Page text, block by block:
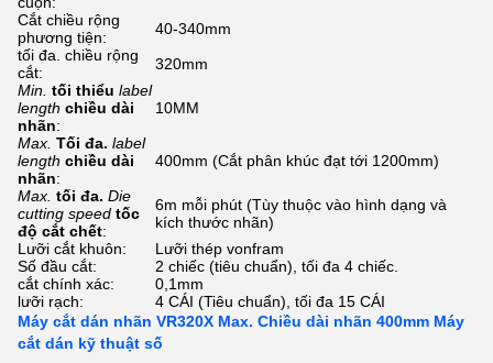
Cắt chiều rộng
phương tiện:
40-340mm
tối đa. chiều rộng
cắt:
320mm
Min. tối thiểu label
length chiều dài
nhãn:
10MM
Max. Tối đa. label
length chiều dài
nhãn:
400mm (Cắt phân khúc đạt tới 1200mm)
Max. tối đa. Die
cutting speed tốc
độ cắt chết:
6m mỗi phút (Tùy thuộc vào hình dạng và
kích thước nhãn)
Lưỡi cắt khuôn:
Lưỡi thép vonfram
Số đầu cắt:
2 chiếc (tiêu chuẩn), tối đa 4 chiếc.
cắt chính xác:
0,1mm
lưỡi rạch:
4 CÁI (Tiêu chuẩn), tối đa 15 CÁI
Máy cắt dán nhãn VR320X Max. Chiều dài nhãn 400mm Máy
cắt dán kỹ thuật số